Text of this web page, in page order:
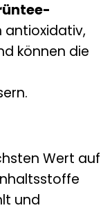
antioxidativ,
können die
Wert auf
und